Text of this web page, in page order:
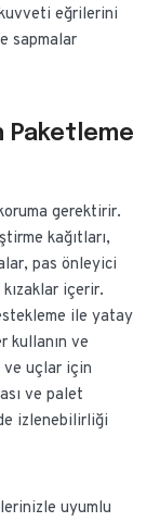
kuvveti eğrilerini
sapmalar
Paketleme
gerektirir.
kağıtları,
pas önleyici
içerir.
ile yatay
kullanın ve
ve uçlar için
ve palet
izlenebilirliği
uyumlu